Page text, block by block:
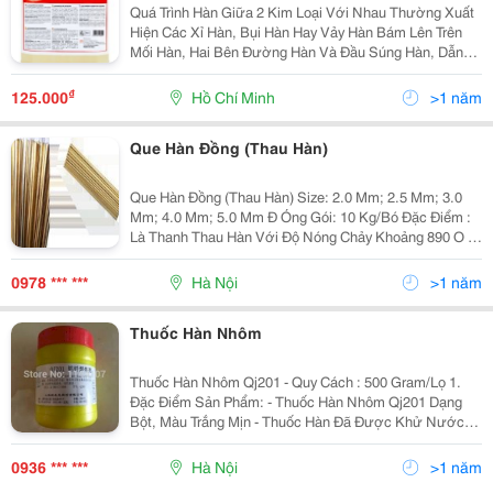
Quá Trình Hàn Giữa 2 Kim Loại Với Nhau Thường Xuất
Hiện Các Xỉ Hàn, Bụi Hàn Hay Vảy Hàn Bám Lên Trên
Mối Hàn, Hai Bên Đường Hàn Và Đầu Súng Hàn, Dẫn
Đến Quá Trình Xử Lý Xỉ Hàn Rất Khó Khăn Và Tốn Kém
Thời Gian, Hiệu Suất Hàn Không Cao. Để Giải
125.000₫ Hồ Chí Minh >1 năm
Que Hàn Đồng (Thau Hàn)
Que Hàn Đồng (Thau Hàn) Size: 2.0 Mm; 2.5 Mm; 3.0
Mm; 4.0 Mm; 5.0 Mm Đ Óng Gói: 10 Kg/Bó Đặc Điểm :
Là Thanh Thau Hàn Với Độ Nóng Chảy Khoảng 890 O C,
Tính Chảy Loãng Tốt, Mối Hàn Đồng Đều, Sáng Bóng.
Ứng Dụng: Sử Dụ
0978 *** *** Hà Nội >1 năm
Thuốc Hàn Nhôm
Thuốc Hàn Nhôm Qj201 - Quy Cách : 500 Gram/Lọ 1.
Đặc Điểm Sản Phẩm: - Thuốc Hàn Nhôm Qj201 Dạng
Bột, Màu Trắng Mịn - Thuốc Hàn Đã Được Khử Nước
Triệt Để Đảm Bảo Cho Mối Hàn Không Bị Rỗ, Lượng
Hydro Tồn Dư Trong Mối Hàn Thấp Tạ
0936 *** *** Hà Nội >1 năm